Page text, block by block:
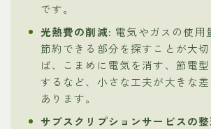
です。
光熱費の削減: 電気やガスの使用
節約できる部分を探すことが大切
ば、こまめに電気を消す、節電
するなど、小さな工夫が大きな
あります。
サブスクリプションサービスの整